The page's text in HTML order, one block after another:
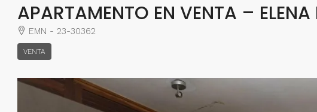
APARTAMENTO EN VENTA –
EMN - 23-30362
VENTA